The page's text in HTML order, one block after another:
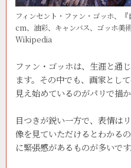
フィンセント・ファン・ゴッホ、
cm、油彩、キャンバス、ゴッホ
Wikipedia
ファン・ゴッホは、生涯と通
ます。その中でも、画家とし
見え始めているのがパリで描
目つきが鋭い一方で、表情は
像を見ていただけるとわかる
に緊張感があるものが多いです